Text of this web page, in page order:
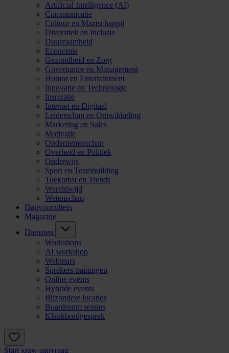
Artificial Intelligence (AI)
Communicatie
Cultuur en Maatschappij
Diversiteit en Inclusie
Duurzaamheid
Economie
Gezondheid en Zorg
Governance en Management
Humor en Entertainment
Innovatie en Technologie
Inspiratie
Internet en Digitaal
Leiderschap en Ontwikkeling
Marketing en Sales
Motivatie
Ondernemerschap
Overheid en Politiek
Onderwijs
Sport en Teambuilding
Toekomst en Trends
Wereldwijd
Wetenschap
Dagvoorzitters
Magazine
Diensten
Workshops
AI workshop
Webinars
Sprekers trainingen
Online events
Hybride events
Bijzondere locaties
Boardroom sessies
Klankbordgesprek
Start jouw aanvraag